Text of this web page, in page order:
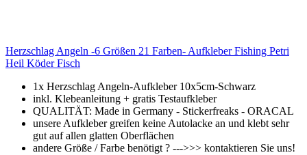
Herzschlag Angeln -6 Größen 21 Farben- Aufkleber Fishing Petri
Heil Köder Fisch
1x Herzschlag Angeln-Aufkleber 10x5cm-Schwarz
inkl. Klebeanleitung + gratis Testaufkleber
QUALITÄT: Made in Germany - Stickerfreaks - ORACAL
unsere Aufkleber greifen keine Autolacke an und klebt sehr
gut auf allen glatten Oberflächen
andere Größe / Farbe benötigt ? --->>> kontaktieren Sie uns!